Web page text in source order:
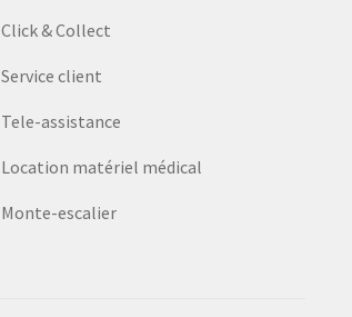
Click & Collect
Service client
Tele-assistance
Location matériel médical
Monte-escalier